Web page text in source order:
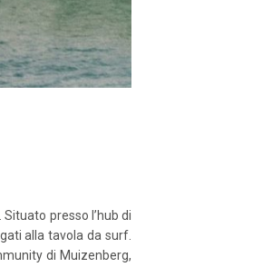
Situato presso l’hub di
alla tavola da surf.
di Muizenberg,